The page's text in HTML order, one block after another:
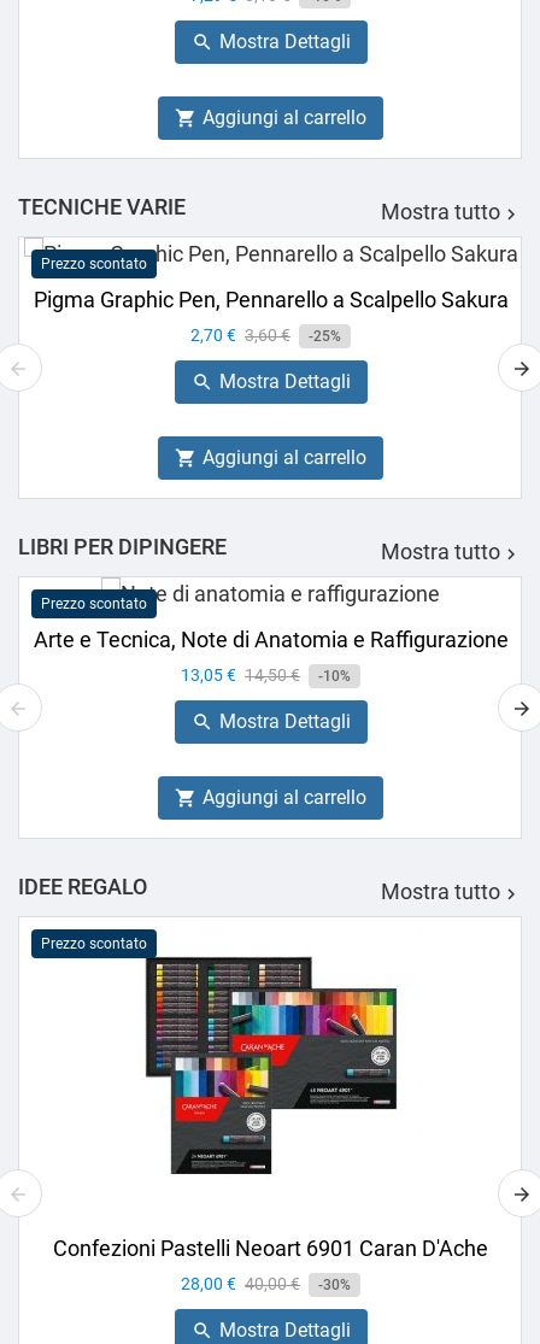
base
 Mostra Dettagli
 Aggiungi al carrello
TECNICHE VARIE Mostra tutto 
Prezzo scontato
Pigma Graphic Pen, Pennarello a Scalpello Sakura
Prezzo
2,70 € Prezzo
base
3,60 € -25%
 Mostra Dettagli
 Aggiungi al carrello
LIBRI PER DIPINGERE Mostra tutto 
Prezzo scontato
Arte e Tecnica, Note di Anatomia e Raffigurazione
Prezzo
13,05 € Prezzo
base
14,50 € -10%
 Mostra Dettagli
 Aggiungi al carrello
IDEE REGALO Mostra tutto 
Prezzo scontato
Confezioni Pastelli Neoart 6901 Caran D'Ache
Prezzo
28,00 € Prezzo
base
40,00 € -30%
 Mostra Dettagli